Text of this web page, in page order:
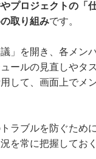
プロジェクトの「
取り組みです。
」を開き、各メン
ールの見直しやタ
して、画面上でメ
ラブルを防ぐため
を常に把握してお